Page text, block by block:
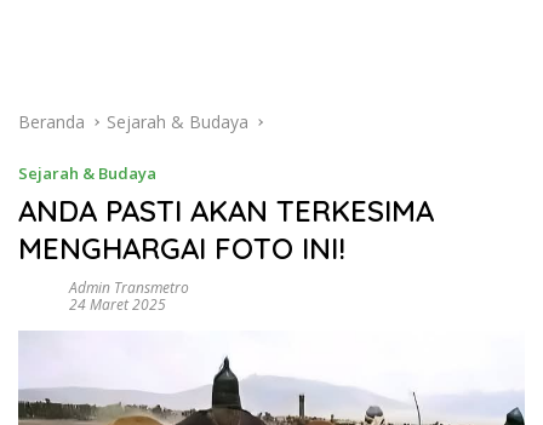
Beranda Sejarah & Budaya
Sejarah & Budaya
ANDA PASTI AKAN TERKESIMA
MENGHARGAI FOTO INI!
Admin Transmetro
24 Maret 2025